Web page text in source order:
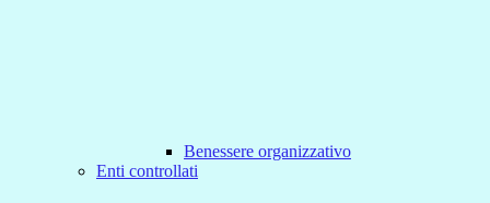
Benessere organizzativo
Enti controllati